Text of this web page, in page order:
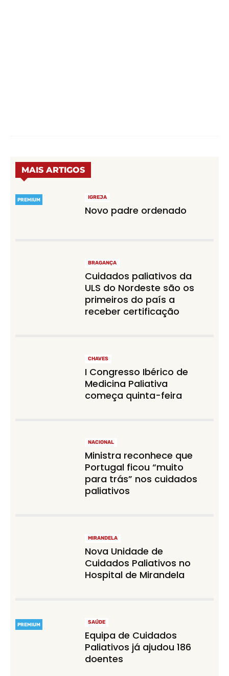
MAIS ARTIGOS
PREMIUM IGREJA
Novo padre ordenado
BRAGANÇA
Cuidados paliativos da
ULS do Nordeste são os
primeiros do país a
receber certificação
CHAVES
I Congresso Ibérico de
Medicina Paliativa
começa quinta-feira
NACIONAL
Ministra reconhece que
Portugal ficou “muito
para trás” nos cuidados
paliativos
MIRANDELA
Nova Unidade de
Cuidados Paliativos no
Hospital de Mirandela
PREMIUM SAÚDE
Equipa de Cuidados
Paliativos já ajudou 186
doentes